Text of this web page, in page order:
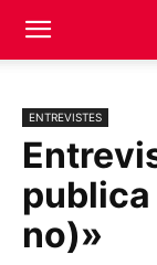
ENTREVISTES
no)»